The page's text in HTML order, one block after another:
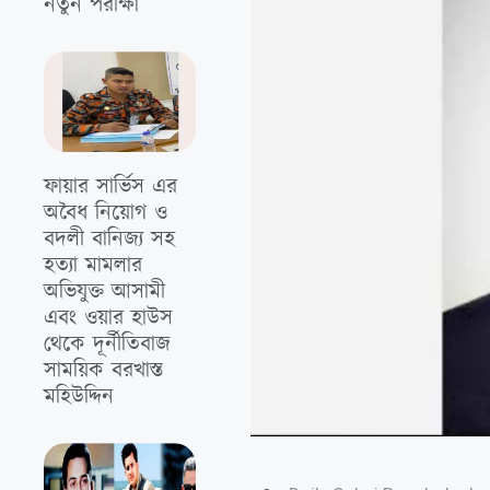
ফায়ার সার্ভিস এর
অবৈধ নিয়োগ ও
বদলী বানিজ্য সহ
হত্যা মামলার
অভিযুক্ত আসামী
এবং ওয়ার হাউস
থেকে দূর্নীতিবাজ
সাময়িক বরখাস্ত
মহিউদ্দিন